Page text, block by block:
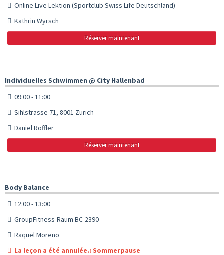
Online Live Lektion (Sportclub Swiss Life Deutschland)
Kathrin Wyrsch
Réserver maintenant
Individuelles Schwimmen @ City Hallenbad
09:00 - 11:00
Sihlstrasse 71, 8001 Zürich
Daniel Roffler
Réserver maintenant
Body Balance
12:00 - 13:00
GroupFitness-Raum BC-2390
Raquel Moreno
La leçon a été annulée.: Sommerpause